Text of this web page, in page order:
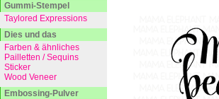
Gummi-Stempel
Taylored Expressions
Dies und das
Farben & ähnliches
Pailletten / Sequins
Sticker
Wood Veneer
Embossing-Pulver